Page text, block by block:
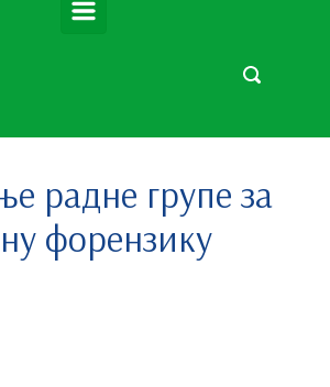
радне групе за
форензику